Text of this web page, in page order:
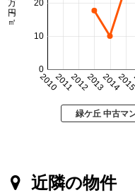
20102011201220132014
0
10
20
緑ケ丘 中古マ
近隣の物件